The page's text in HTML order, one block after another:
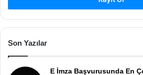
Son Yazılar
E İmza Başvurusunda En